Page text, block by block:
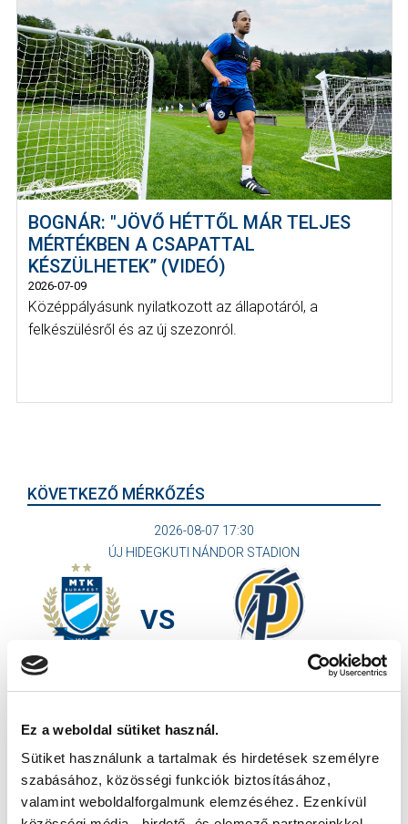
Ez a weboldal sütiket használ.
Sütiket használunk a tartalmak és hirdetések személyre
szabásához, közösségi funkciók biztosításához,
valamint weboldalforgalmunk elemzéséhez. Ezenkívül
BOGNÁR: "JÖVŐ HÉTTŐL MÁR TELJES
MÉRTÉKBEN A CSAPATTAL
KÉSZÜLHETEK” (VIDEÓ)
2026-07-09
Középpályásunk nyilatkozott az állapotáról, a
felkészülésről és az új szezonról.
KÖVETKEZŐ MÉRKŐZÉS
2026-08-07 17:30
ÚJ HIDEGKUTI NÁNDOR STADION
MTK BUDAPEST
VS
PUSKÁS AKADÉMIA FC
hírlevelünkre: